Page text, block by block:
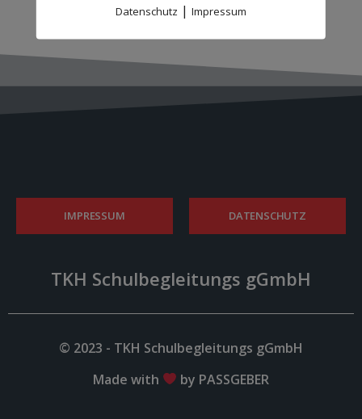
IMPRESSUM DATENSCHUTZ
TKH Schulbegleitungs gGmbH
© 2023 - TKH Schulbegleitungs gGmbH
Made with
by PASSGEBER
Datenschutz | Impressum